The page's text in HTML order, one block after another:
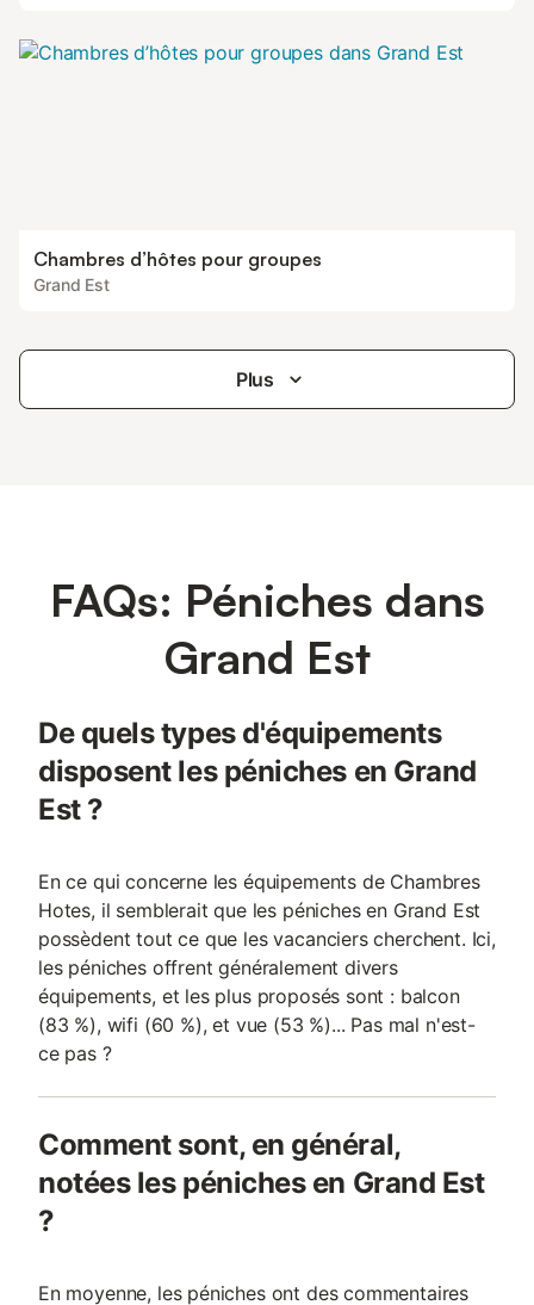
Chambres d’hôtes pour groupes
Grand Est
Plus
FAQs: Péniches dans
Grand Est
De quels types d'équipements
disposent les péniches en Grand
Est ?
En ce qui concerne les équipements de Chambres
Hotes, il semblerait que les péniches en Grand Est
possèdent tout ce que les vacanciers cherchent. Ici,
les péniches offrent généralement divers
équipements, et les plus proposés sont : balcon
(83 %), wifi (60 %), et vue (53 %)... Pas mal n'est-
ce pas ?
Comment sont, en général,
notées les péniches en Grand Est
?
En moyenne, les péniches ont des commentaires